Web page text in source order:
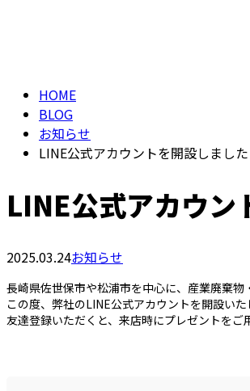
HOME
BLOG
お知らせ
LINE公式アカウントを開設しました
LINE公式アカウン
2025.03.24お知らせ
長崎県佐世保市や松浦市を中心に、産業廃棄物
この度、弊社のLINE公式アカウントを開設いた
友達登録いただくと、来店時にプレゼントをご